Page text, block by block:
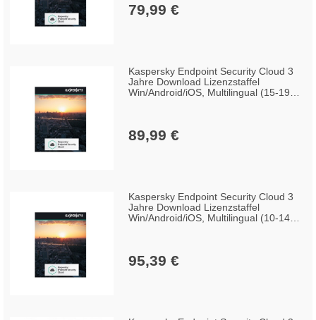
79,99 €
Kaspersky Endpoint Security Cloud 3
Jahre Download Lizenzstaffel
Win/Android/iOS, Multilingual (15-19
89,99 €
Kaspersky Endpoint Security Cloud 3
Jahre Download Lizenzstaffel
Win/Android/iOS, Multilingual (10-14
95,39 €